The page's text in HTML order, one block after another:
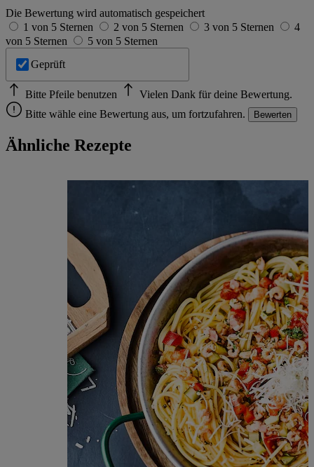
Die Bewertung wird automatisch gespeichert
1 von 5 Sternen
2 von 5 Sternen 3 von 5 Sternen
4
von 5 Sternen
5 von 5 Sternen
Geprüft
Bitte Pfeile benutzen
Vielen Dank für deine Bewertung.
Bitte wähle eine Bewertung aus, um fortzufahren.
Bewerten
Ähnliche Rezepte